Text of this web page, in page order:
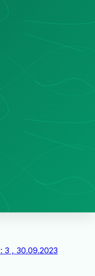
3 , 30.09.2023